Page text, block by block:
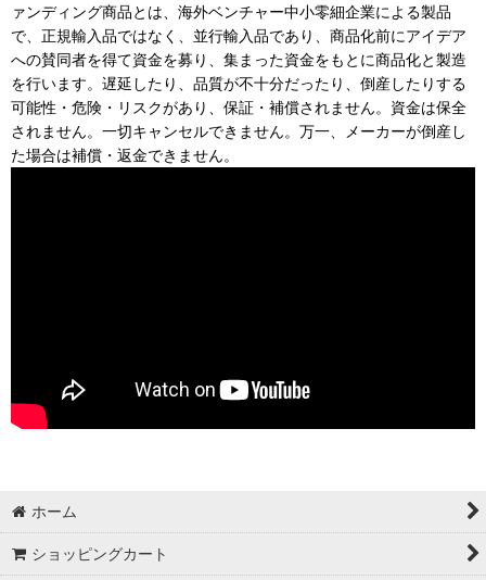
ァンディング商品とは、海外ベンチャー中小零細企業による製品
で、正規輸入品ではなく、並行輸入品であり、商品化前にアイデア
への賛同者を得て資金を募り、集まった資金をもとに商品化と製造
を行います。遅延したり、品質が不十分だったり、倒産したりする
可能性・危険・リスクがあり、保証・補償されません。資金は保全
されません。一切キャンセルできません。万一、メーカーが倒産し
た場合は補償・返金できません。
ホーム
ショッピングカート